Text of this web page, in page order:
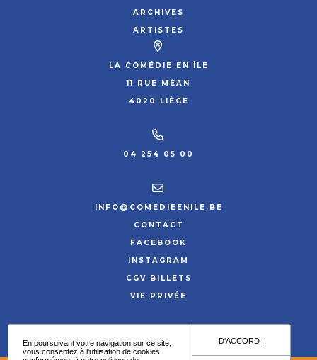
ARCHIVES
ARTISTES
LA COMÉDIE EN ÎLE
11 RUE MÉAN
4020 LIÈGE
04 254 05 00
INFO@COMEDIEENILE.BE
CONTACT
FACEBOOK
INSTAGRAM
CGV BILLETS
VIE PRIVÉE
En poursuivant votre navigation sur ce site,
vous consentez à l'utilisation de cookies
D'ACCORD !